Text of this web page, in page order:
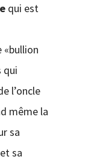
qui est
«bullion
qui
l’oncle
même la
sa
sa